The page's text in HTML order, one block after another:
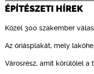
ÉPÍTÉSZETI HÍREK
Közel 300 szakember
Az óriásplakát, mely
Városrész, amit körülölel a